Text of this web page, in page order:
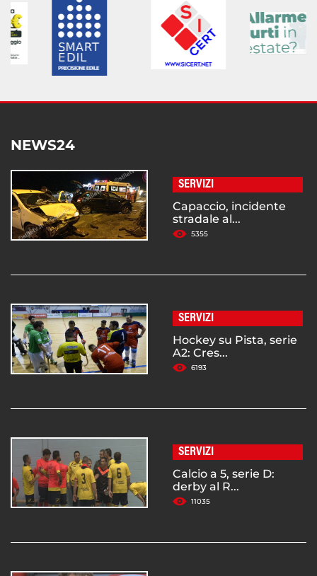
NEWS24
SERVIZI
Capaccio, incidente
stradale al...
5355
SERVIZI
Hockey su Pista, serie
A2: Cres...
6193
SERVIZI
Calcio a 5, serie D:
derby al R...
11035